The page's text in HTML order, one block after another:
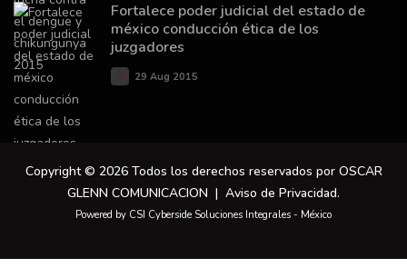
Fortalece poder judicial del estado de
méxico conducción ética de los
juzgadores
29 Aug 2015
Copyright © 2026 Todos los derechos reservados por OSCAR
GLENN COMUNICACION | Aviso de Privacidad.
Powered by CSI Cyberside Soluciones Integrales - México